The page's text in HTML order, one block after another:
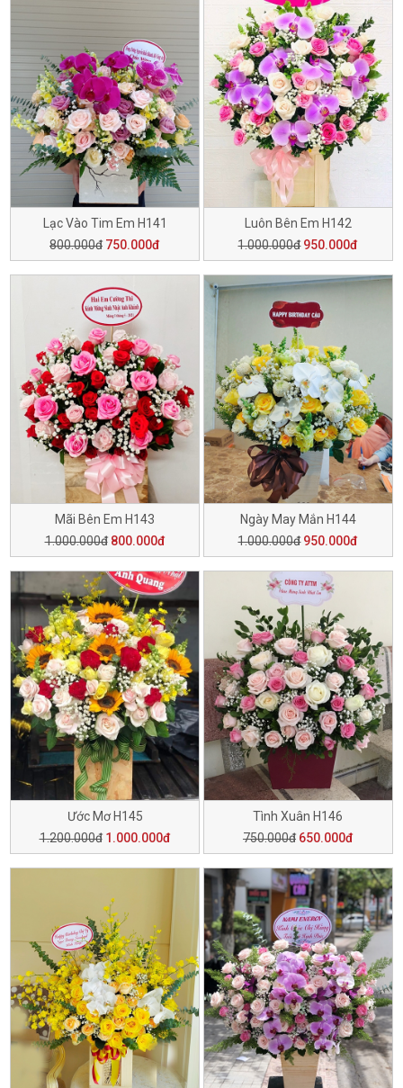
Lạc Vào Tim Em H141
800.000đ 750.000đ
Luôn Bên Em H142
1.000.000đ 950.000đ
Mãi Bên Em H143
1.000.000đ 800.000đ
Ngày May Mắn H144
1.000.000đ 950.000đ
Ước Mơ H145
1.200.000đ 1.000.000đ
Tình Xuân H146
750.000đ 650.000đ